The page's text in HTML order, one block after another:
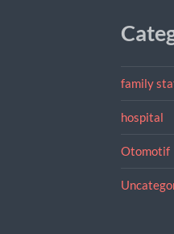
family
hospital
Otomotif